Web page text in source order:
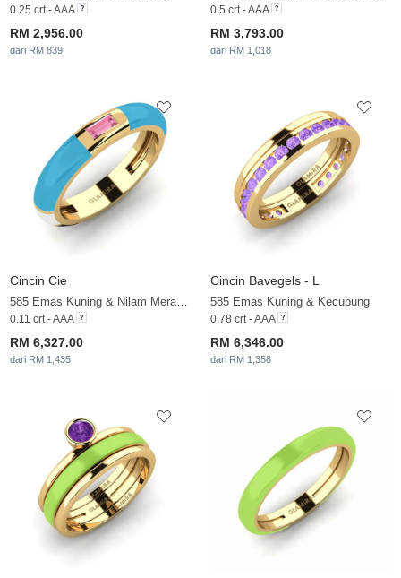
0.25 crt - AAA
RM 2,956.00
dari RM 839
0.5 crt - AAA
RM 3,793.00
dari RM 1,018
Cincin Cie
0.11 crt - AAA
RM 6,327.00
dari RM 1,435
Cincin Bavegels - L
585 Emas Kuning & Kecubung
0.78 crt - AAA
RM 6,346.00
dari RM 1,358